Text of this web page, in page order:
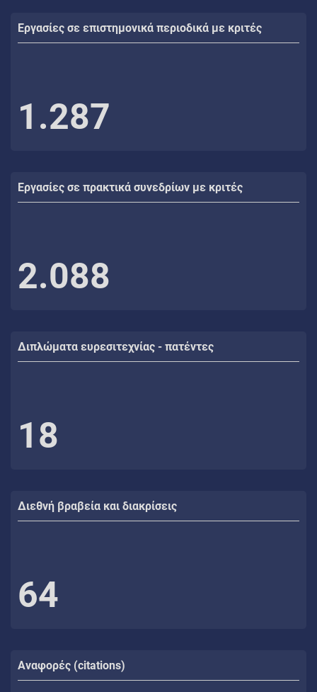
Εργασίες σε επιστημονικά περιοδικά με κριτές
1.287
Εργασίες σε πρακτικά συνεδρίων με κριτές
2.088
Διπλώματα ευρεσιτεχνίας - πατέντες
18
Διεθνή βραβεία και διακρίσεις
64
Αναφορές (citations)